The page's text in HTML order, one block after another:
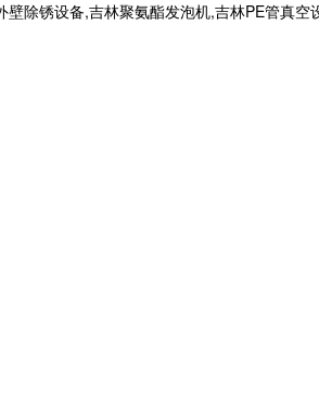
除锈设备,吉林聚氨酯发泡机,吉林PE管真空